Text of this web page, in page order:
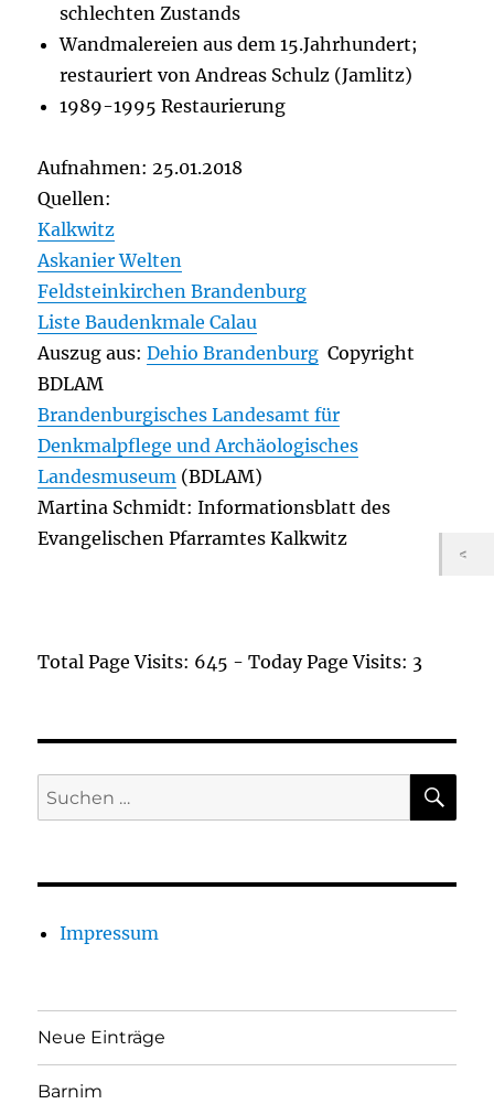
schlechten Zustands
Wandmalereien aus dem 15.Jahrhundert;
restauriert von Andreas Schulz (Jamlitz)
1989-1995 Restaurierung
Aufnahmen: 25.01.2018
Quellen:
Kalkwitz
Askanier Welten
Feldsteinkirchen Brandenburg
Liste Baudenkmale Calau
Auszug aus:Dehio Brandenburg Copyright
BDLAM
Brandenburgisches Landesamt für
Denkmalpflege und Archäologisches
Landesmuseum (BDLAM)
Martina Schmidt: Informationsblatt des
Evangelischen Pfarramtes Kalkwitz
Total Page Visits: 645 - Today Page Visits: 3
Suchen
nach:
Impressum
Neue Einträge
Barnim